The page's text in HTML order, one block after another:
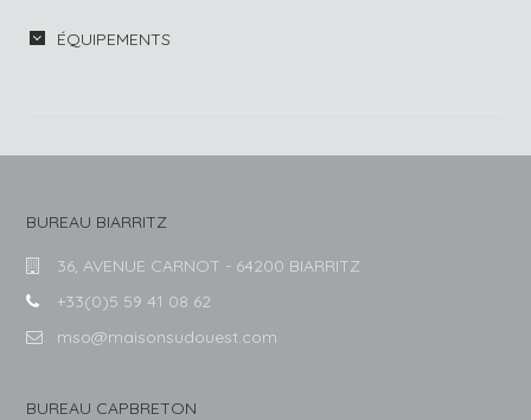
ÉQUIPEMENTS
BUREAU BIARRITZ
36, AVENUE CARNOT - 64200 BIARRITZ
+33(0)5 59 41 08 62
mso@maisonsudouest.com
BUREAU CAPBRETON